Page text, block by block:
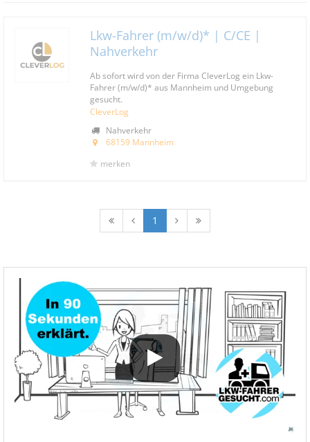
Lkw-Fahrer (m/w/d)* | C/CE |
Nahverkehr
Ab sofort wird von der Firma CleverLog ein Lkw-
Fahrer (m/w/d)* aus Mannheim und Umgebung
gesucht.
CleverLog
Nahverkehr
68159 Mannheim
merken
1